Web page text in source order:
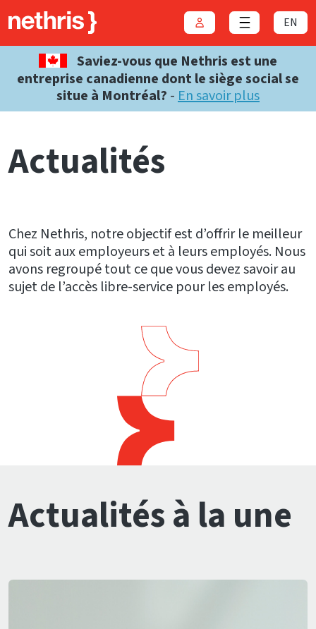
ConnexionClose menu
EN
Saviez-vous que Nethris est une
entreprise canadienne dont le siège social se
situe à Montréal? -En savoir plus
Actualités
Chez Nethris, notre objectif est d’offrir le meilleur
qui soit aux employeurs et à leurs employés. Nous
avons regroupé tout ce que vous devez savoir au
sujet de l’accès libre-service pour les employés.
Actualités à la une